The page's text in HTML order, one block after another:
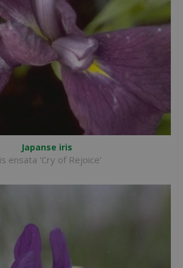
Japanse iris
ensata 'Cry of Rejoice'